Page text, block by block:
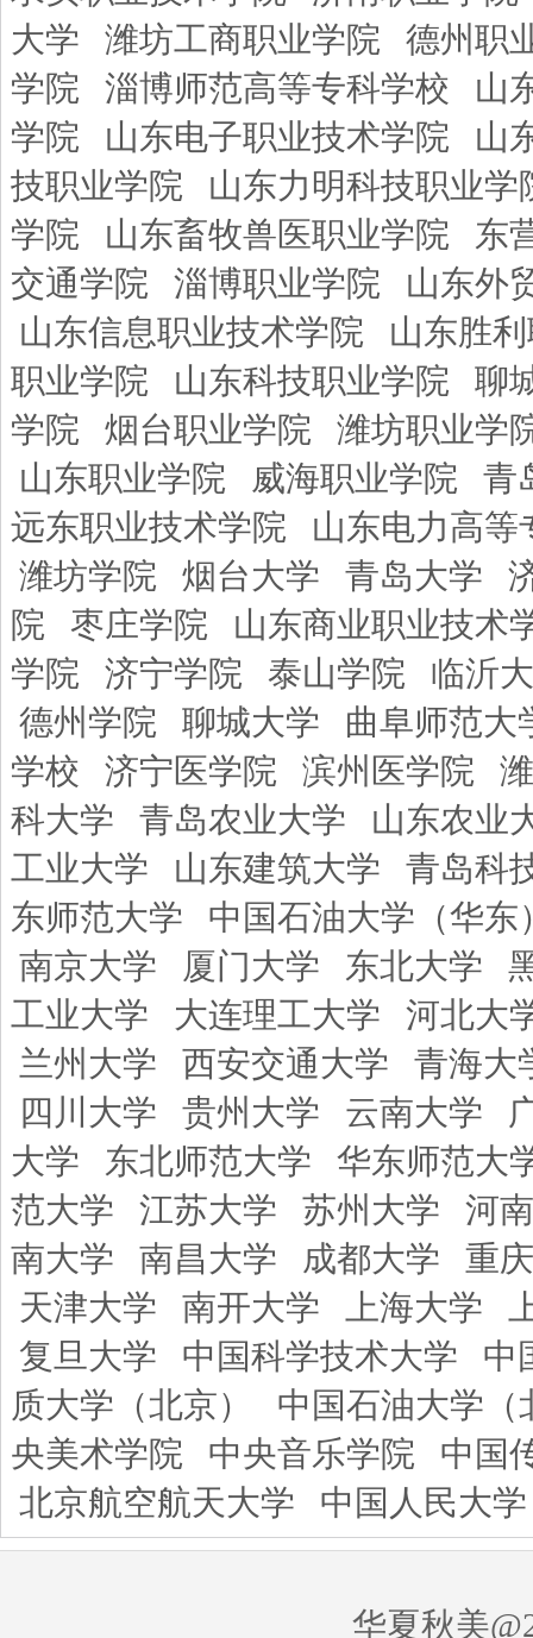
大学
潍坊工商职业学院
德州职
学院
淄博师范高等专科学校
山
学院
山东电子职业技术学院
山
技职业学院
山东力明科技职业学
学院
山东畜牧兽医职业学院
东
交通学院
淄博职业学院
山东外
山东信息职业技术学院
山东胜
职业学院
山东科技职业学院
聊
学院
烟台职业学院
潍坊职业学
山东职业学院
威海职业学院
青
远东职业技术学院
山东电力高等
潍坊学院
烟台大学 青岛大学
院
枣庄学院
山东商业职业技术
学院
济宁学院 泰山学院
临沂
德州学院
聊城大学
曲阜师范大
学校
济宁医学院 滨州医学院
科大学
青岛农业大学
山东农业
工业大学
山东建筑大学
青岛科
东师范大学
中国石油大学（华东
南京大学
厦门大学 东北大学
工业大学
大连理工大学
河北大
兰州大学
西安交通大学
青海大
四川大学
贵州大学 云南大学
大学
东北师范大学
华东师范大
范大学
江苏大学 苏州大学
河
南大学
南昌大学 成都大学
重
天津大学
南开大学 上海大学
复旦大学
中国科学技术大学
中
质大学（北京）
中国石油大学（
央美术学院
中央音乐学院
中国
北京航空航天大学
中国人民大学
华夏秋美